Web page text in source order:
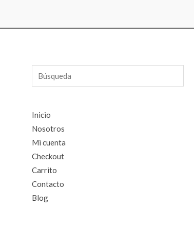
Inicio
Nosotros
Mi cuenta
Checkout
Carrito
Contacto
Blog